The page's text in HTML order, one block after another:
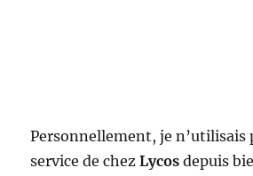
Personnellement, je n’utilisais
service de chezLycosdepuis